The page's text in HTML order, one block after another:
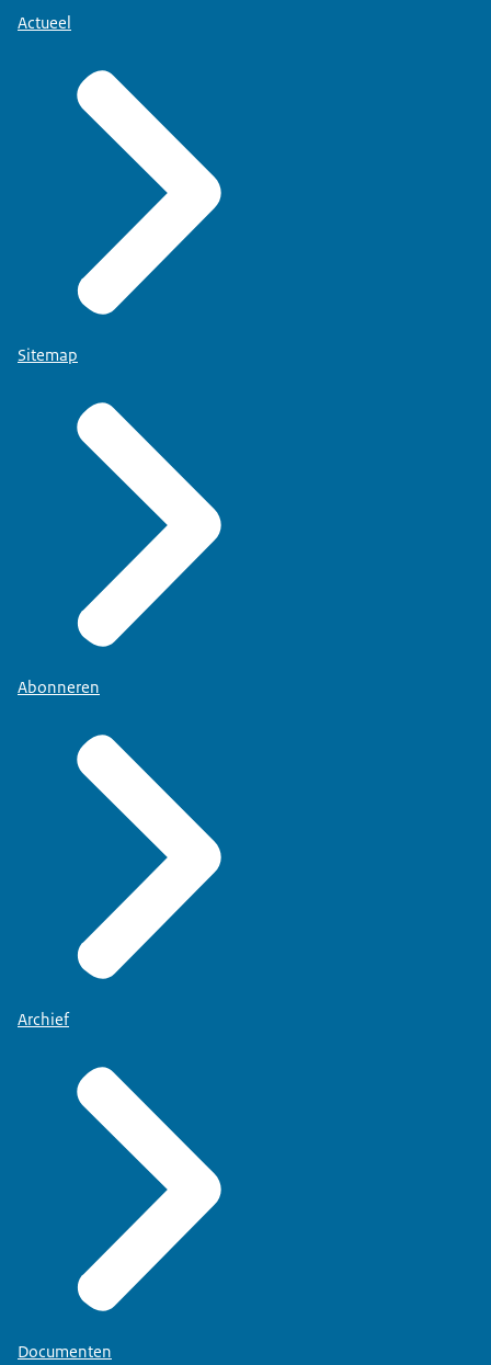
Actueel
Sitemap
Abonneren
Archief
Documenten